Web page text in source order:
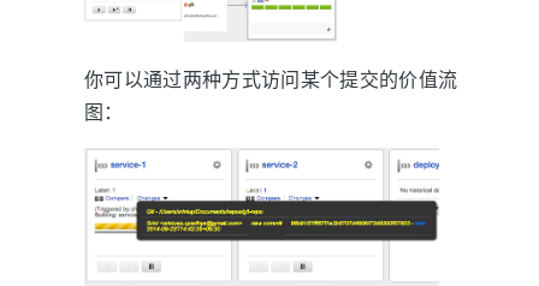
你可以通过两种方式访问某个提交的价值流
图：